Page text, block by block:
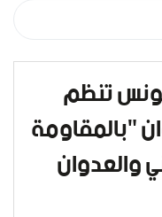
تنظم
"بالمقاومة
والعدوان